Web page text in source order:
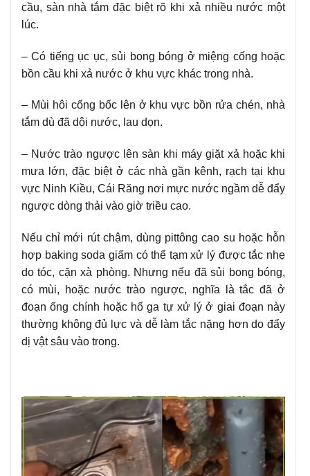
cầu, sàn nhà tắm đặc biệt rõ khi xả nhiều nước một
lúc.
– Có tiếng ục ục, sủi bong bóng ở miệng cống hoặc
bồn cầu khi xả nước ở khu vực khác trong nhà.
– Mùi hôi cống bốc lên ở khu vực bồn rửa chén, nhà
tắm dù đã dội nước, lau dọn.
– Nước trào ngược lên sàn khi máy giặt xả hoặc khi
mưa lớn, đặc biệt ở các nhà gần kênh, rạch tại khu
vực Ninh Kiều, Cái Răng nơi mực nước ngầm dễ đẩy
ngược dòng thải vào giờ triều cao.
Nếu chỉ mới rút chậm, dùng pittông cao su hoặc hỗn
hợp baking soda giấm có thể tạm xử lý được tắc nhẹ
do tóc, cặn xà phòng. Nhưng nếu đã sủi bong bóng,
có mùi, hoặc nước trào ngược, nghĩa là tắc đã ở
đoạn ống chính hoặc hố ga tự xử lý ở giai đoạn này
thường không đủ lực và dễ làm tắc nặng hơn do đẩy
dị vật sâu vào trong.